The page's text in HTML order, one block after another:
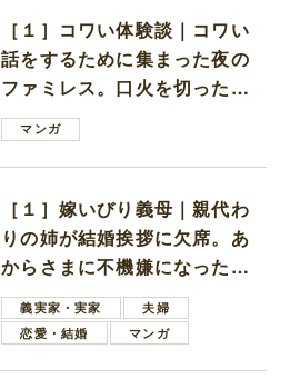
［１］コワい体験談｜コワい
話をするために集まった夜の
ファミレス。口火を切ったの
は電車好きの男の子ママ
マンガ
［１］嫁いびり義母｜親代わ
りの姉が結婚挨拶に欠席。あ
からさまに不機嫌になった義
母義実家・実家
夫婦
恋愛・結婚
マンガ